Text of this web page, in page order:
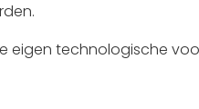
eigen technologische